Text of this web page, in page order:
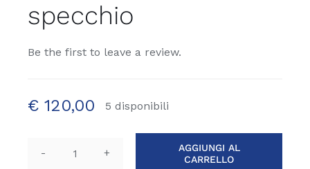
specchio
Be the first to leave a review.
€120,00 5 disponibili
Pensile
AGGIUNGI AL
CARRELLO